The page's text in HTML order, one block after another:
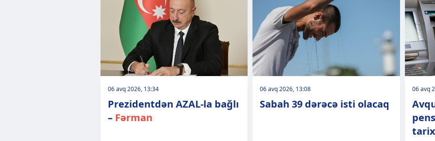
06 avq 2026, 13:34
Prezidentdən AZAL-la bağlı
– Fərman
06 avq 2026, 13:08
Sabah 39 dərəcə isti olacaq
06 avq